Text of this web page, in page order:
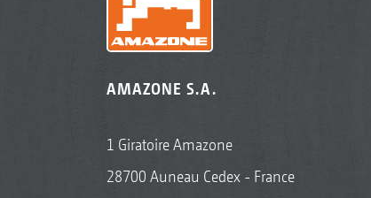
AMAZONE S.A.
1 Giratoire Amazone
28700 Auneau Cedex - France